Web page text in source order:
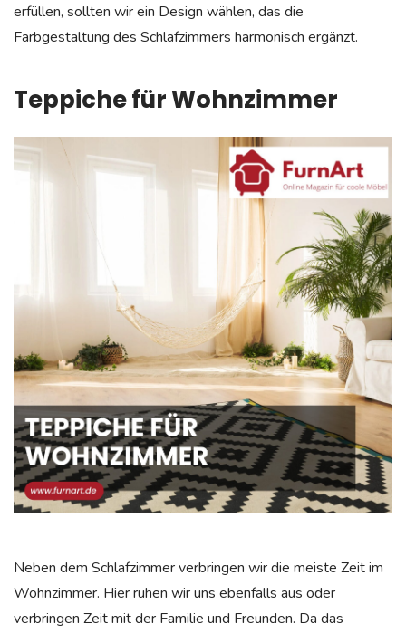
erfüllen, sollten wir ein Design wählen, das die
Farbgestaltung des Schlafzimmers harmonisch ergänzt.
Teppiche für Wohnzimmer
Neben dem Schlafzimmer verbringen wir die meiste Zeit im
Wohnzimmer. Hier ruhen wir uns ebenfalls aus oder
verbringen Zeit mit der Familie und Freunden. Da das